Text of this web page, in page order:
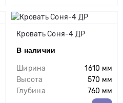
Кровать Соня-4 ДР
В наличии
Ширина
1610 мм
Высота
570 мм
Глубина
760 мм